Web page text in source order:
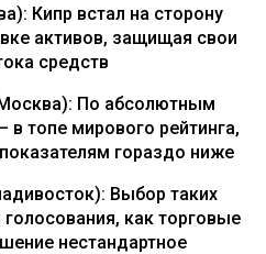
Кипр встал на сторону
активов, защищая свои
средств
По абсолютным
топе мирового рейтинга,
гораздо ниже
Выбор таких
как торговые
нестандартное